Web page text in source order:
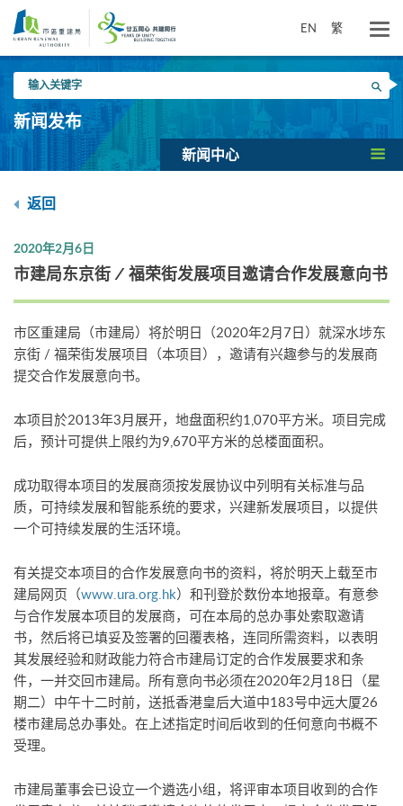
要
EN 繁
入
关
键
搜寻
新闻发布
新闻中心
返回
2020年2月6日
市建局东京街 / 福荣街发展项目邀请合作发展意向书
市区重建局（市建局）将於明日（2020年2月7日）就深水埗东
京街 / 福荣街发展项目（本项目），邀请有兴趣参与的发展商
提交合作发展意向书。
本项目於2013年3月展开，地盘面积约1,070平方米。项目完成
后，预计可提供上限约为9,670平方米的总楼面面积。
成功取得本项目的发展商须按发展协议中列明有关标准与品
质，可持续发展和智能系统的要求，兴建新发展项目，以提供
一个可持续发展的生活环境。
有关提交本项目的合作发展意向书的资料，将於明天上载至市
建局网页（www.ura.org.hk）和刊登於数份本地报章。有意参
与合作发展本项目的发展商，可在本局的总办事处索取邀请
书，然后将已填妥及签署的回覆表格，连同所需资料，以表明
其发展经验和财政能力符合市建局订定的合作发展要求和条
件，一并交回市建局。所有意向书必须在2020年2月18日（星
期二）中午十二时前，送抵香港皇后大道中183号中远大厦26
楼市建局总办事处。在上述指定时间后收到的任何意向书概不
受理。
市建局董事会已设立一个遴选小组，将评审本项目收到的合作